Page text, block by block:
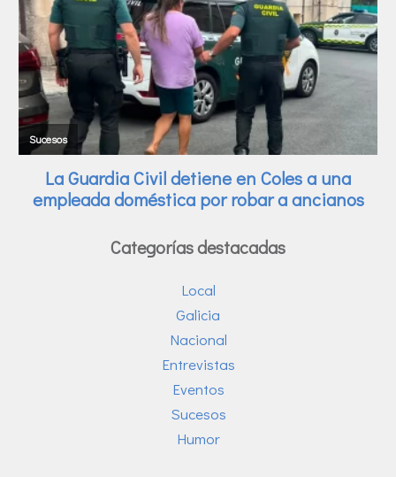
Categorías destacadas
Local
Galicia
Nacional
Entrevistas
Eventos
Sucesos
Humor